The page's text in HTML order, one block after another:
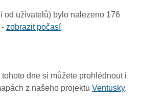
od uživatelů) bylo nalezeno 176
- zobrazit počasí.
dne si můžete prohlédnout i
z našeho projektu Ventusky.